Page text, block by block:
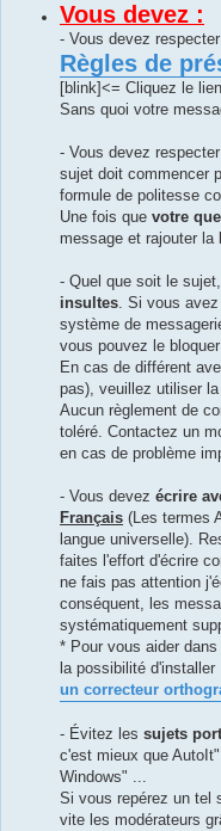
Vous devez :
- Vous devez
Règles de
[blink]<= Cliquez le
Sans quoi votre
- Vous devez
sujet doit commencer
formule de politesse
Une fois que votre
message et rajouter la
- Quel que soit le sujet,
insultes. Si vous
système de
vous pouvez le
En cas de différent
pas), veuillez utiliser
Aucun règlement de
toléré. Contactez un
en cas de problème
- Vous devez écrire
Français (Les termes
langue universelle).
faites l'effort d'écrire
ne fais pas attention
conséquent, les
systématiquement
* Pour vous aider
la possibilité d'installer
un correcteur
- Évitez les sujets
c'est mieux que
Windows" ...
Si vous repérez un tel
vite les modérateurs